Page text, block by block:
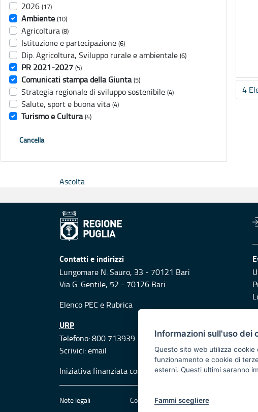
2026 (17)
Ambiente (10)
Agricoltura (8)
Istituzione e partecipazione (6)
Dip. Agricoltura, Sviluppo rurale e ambientale (6)
PR 2021-2027 (5)
Comunicati stampa della Giunta (5)
Strategia regionale di sviluppo sostenibile (4)
Salute, sport e buona vita (4)
Turismo e Cultura (4)
Cancella
4
Ascolta
Contatti e indirizzi
Lungomare N. Sauro, 33 - 70121 Bari
Via G. Gentile, 52 - 70126 Bari
Elenco PEC e Rubrica
URP
Telefono: 800 713939
Scrivici:email
Iniziativa finanziata con risorse del POR Puglia 2014/
Note legali Cookie e privacy
Informazioni sull'uso dei
Questo sito web utilizza
funzionamento e cookie di
esterni. Questi ultimi saranno
Fammi scegliere